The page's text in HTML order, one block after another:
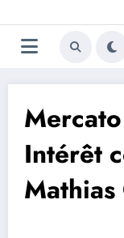
au
contenu
Intérêt